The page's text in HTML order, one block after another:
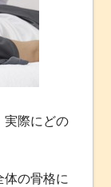
実際にどの
の骨格に